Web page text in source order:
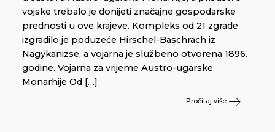
vojske trebalo je donijeti značajne gospodarske
prednosti u ove krajeve. Kompleks od 21 zgrade
izgradilo je poduzeće Hirschel-Baschrach iz
Nagykanizse, a vojarna je službeno otvorena 1896.
godine. Vojarna za vrijeme Austro-ugarske
Monarhije Od […]
Pročitaj više